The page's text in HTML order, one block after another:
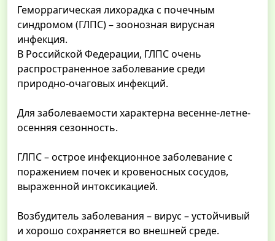
Геморрагическая лихорадка с почечным
синдромом (ГЛПС) – зоонозная вирусная
инфекция.
В Российской Федерации, ГЛПС очень
распространенное заболевание среди
природно-очаговых инфекций.
Для заболеваемости характерна весенне-летне-
осенняя сезонность.
ГЛПС – острое инфекционное заболевание с
поражением почек и кровеносных сосудов,
выраженной интоксикацией.
Возбудитель заболевания – вирус – устойчивый
и хорошо сохраняется во внешней среде.